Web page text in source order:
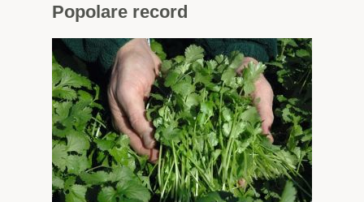
Popolarerecord